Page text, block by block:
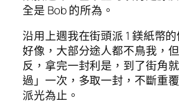
全是 Bob 的所為。
沿用上週我在街頭派 1 鎂紙幣
好像，大部分途人都不鳥我，
反，拿完一封利是，到了街角
過」一次，多取一封，不斷重
派光為止。